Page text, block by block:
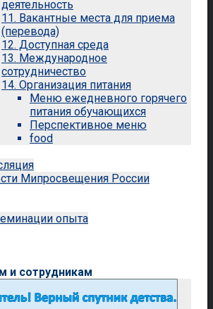
деятельность
11. Вакантные места для приема
(перевода)
12. Доступная среда
13. Международное
сотрудничество
14. Организация питания
Меню ежедневного горячего
питания обучающихся
Перспективное меню
food
Мипросвещения России
опыта
и сотрудникам